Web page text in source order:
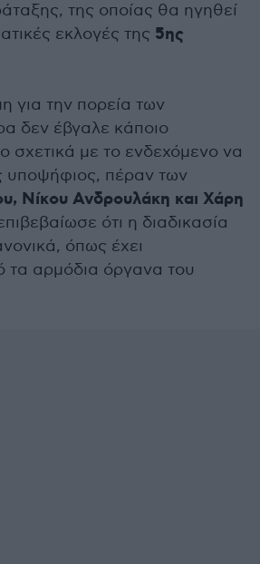
της οποίας θα ηγηθεί
εκλογές της 5ης
για την πορεία των
δεν έβγαλε κάποιο
σχετικά με το ενδεχόμενο να
υποψήφιος, πέραν των
Νίκου Ανδρουλάκη και Χάρη
ότι η διαδικασία
όπως έχει
τα αρμόδια όργανα του